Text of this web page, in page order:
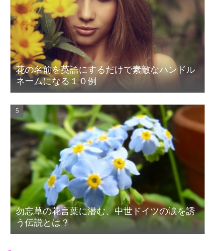
花の名前を英語にするだけで素敵なハンドル
ネームになる１０例
勿忘草の花言葉に潜む、中世ドイツの涙を誘
う伝説とは？